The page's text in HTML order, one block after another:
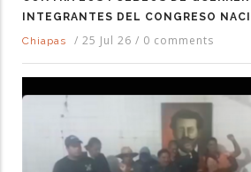
INTEGRANTES DEL CONGRESO
Chiapas
/ 25 Jul 26 / 0 comments